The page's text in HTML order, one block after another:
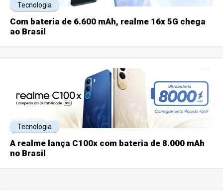
Tecnologia
Com bateria de 6.600 mAh, realme 16x 5G chega
ao Brasil
Tecnologia
A realme lança C100x com bateria de 8.000 mAh
no Brasil